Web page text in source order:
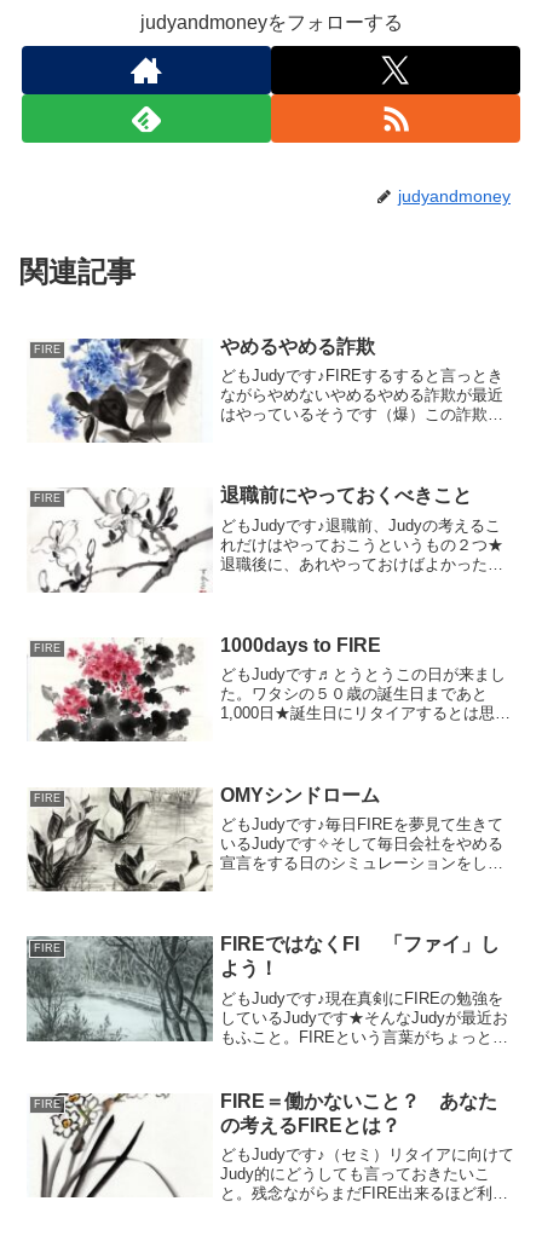
judyandmoneyをフォローする
judyandmoney
関連記事
FIRE やめるやめる詐欺
どもJudyです♪FIREするすると言っとき
ながらやめないやめるやめる詐欺が最近
はやっているそうです（爆）この詐欺師
やめるかとい...
FIRE 退職前にやっておくべきこと
どもJudyです♪退職前、Judyの考えるこ
れだけはやっておこうというもの２つ★
退職後に、あれやっておけばよかった～
たやはり100万...
FIRE 1000days to FIRE
どもJudyです♬とうとうこの日が来まし
た。ワタシの５０歳の誕生日まであと
1,000日★誕生日にリタイアするとは思え
すれば良いの...
FIRE OMYシンドローム
どもJudyです♪毎日FIREを夢見て生きて
いるJudyです✧そして毎日会社をやめる
宣言をする日のシミュレーションをして
FIRE
FIREではなくFI 「ファイ」し
よう！
どもJudyです♪現在真剣にFIREの勉強を
しているJudyです★そんなJudyが最近お
もふこと。FIREという言葉がちょっとず
Retire 退職E...
FIRE
FIRE＝働かないこと？ あなた
の考えるFIREとは？
どもJudyです♪（セミ）リタイアに向けて
Judy的にどうしても言っておきたいこ
と。残念ながらまだFIRE出来るほど利益